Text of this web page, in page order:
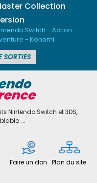
Collection
Switch - Action
- Konami
SORTIES
Nintendo Switch et 3DS,
...
Faire un don Plan du site